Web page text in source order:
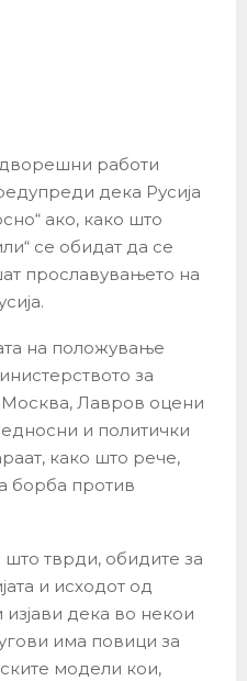
работи
дека Русија
ако, како што
се обидат да се
прославувањето на
на положување
за
Лавров оцени
и политички
како што рече,
борба против
тврди, обидите за
и исходот од
изјави дека во некои
има повици за
модели кои,